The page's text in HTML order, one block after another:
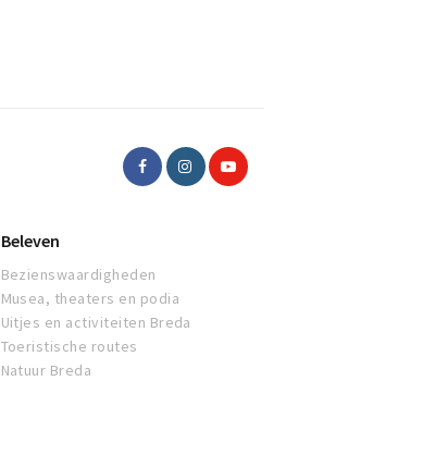
Beleven
Bezienswaardigheden
Musea, theaters en podia
Uitjes en activiteiten Breda
Toeristische routes
Natuur Breda